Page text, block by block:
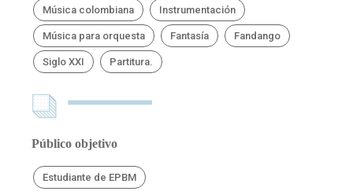
Música colombiana Instrumentación
Música para orquesta Fantasía Fandango
Siglo XXI Partitura.
Público objetivo
Estudiante de EPBM